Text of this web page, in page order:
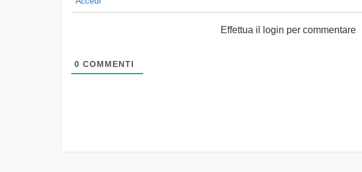
Effettua il login per commentare
0 COMMENTI